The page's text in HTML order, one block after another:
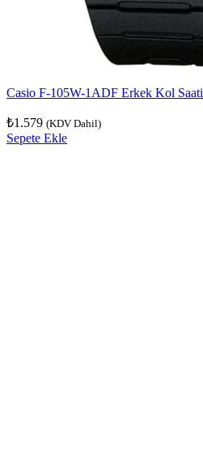
Casio F-105W-1ADF Erkek Kol Saati
₺1.579 (KDV Dahil)
Sepete Ekle